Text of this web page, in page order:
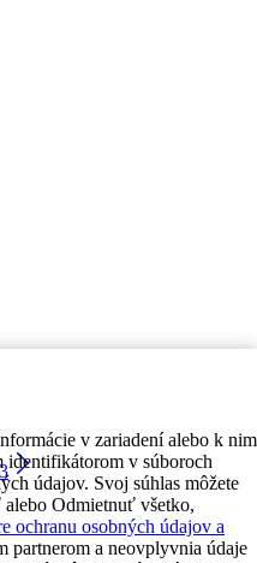
v zariadení alebo k nim
identifikátorom v súboroch
údajov. Svoj súhlas môžete
Odmietnuť všetko,
ochranu osobných údajov a
partnerom a neovplyvnia údaje